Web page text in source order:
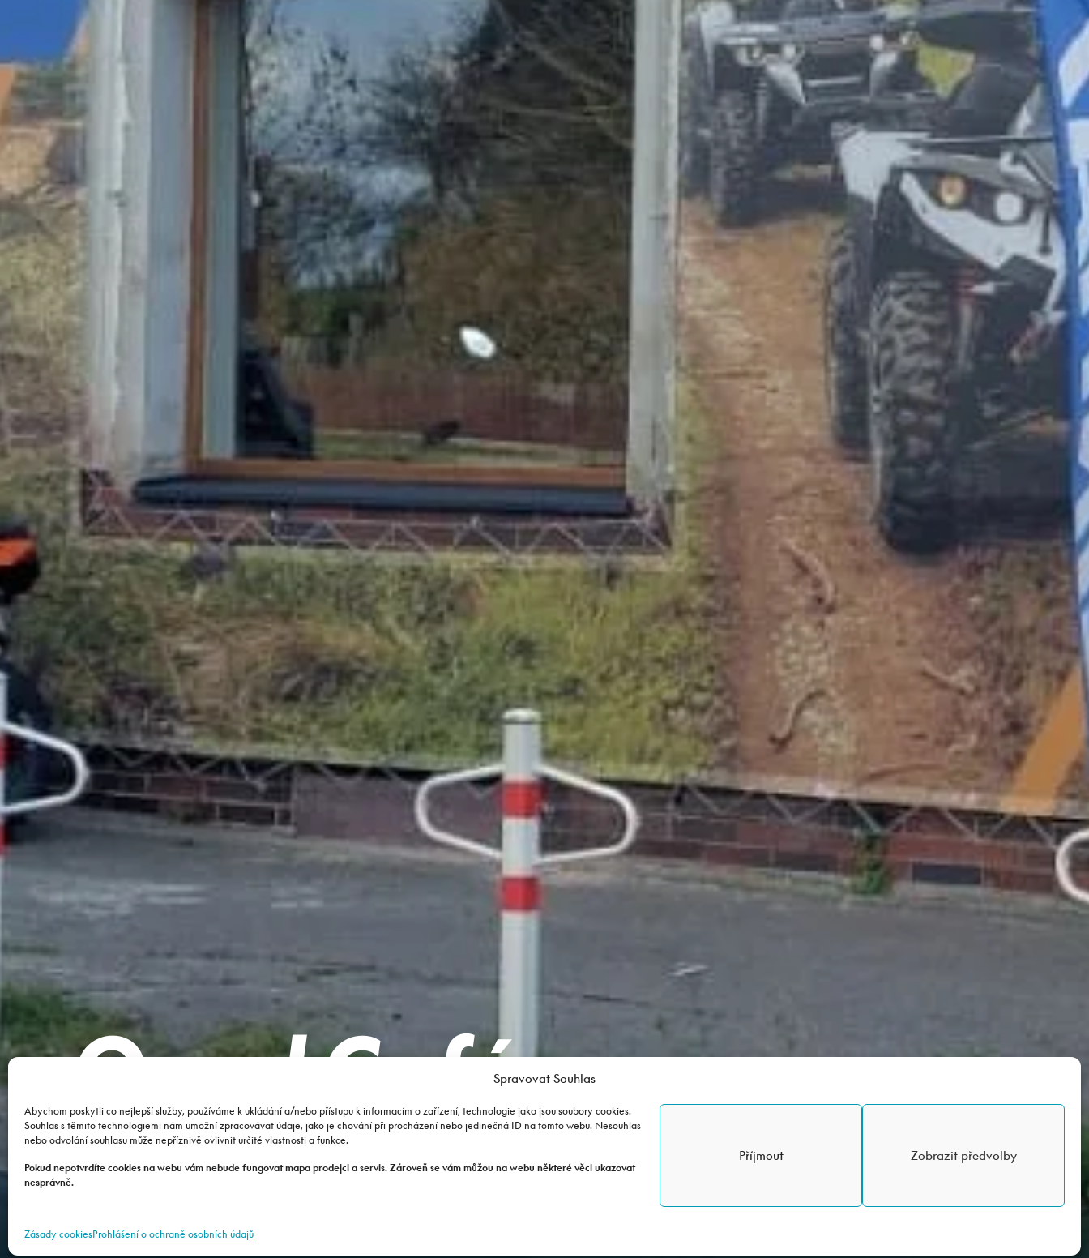
Spravovat Souhlas
Abychom poskytli co nejlepší služby, používáme k ukládání a/nebo přístupu k informacím o zařízení, technologie jako jsou soubory cookies.
Souhlas s těmito technologiemi nám umožní zpracovávat údaje, jako je chování při procházení nebo jedinečná ID na tomto webu. Nesouhlas
nebo odvolání souhlasu může nepříznivě ovlivnit určité vlastnosti a funkce.
Pokud nepotvrdíte cookies na webu vám nebude fungovat mapa prodejci a servis. Zároveň se vám můžou na webu některé věci ukazovat
nesprávně.
Příjmout Zobrazit předvolby
Zásady cookiesProhlášení o ochraně osobních údajů
Quad Café –
Tchořovice
SERVIS PŘÍSLUŠENSTVÍ